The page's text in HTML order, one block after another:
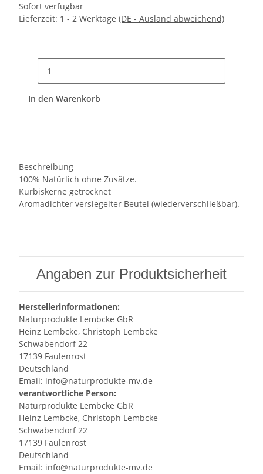
Sofort verfügbar
Lieferzeit: 1 - 2 Werktage (DE - Ausland abweichend)
In den Warenkorb
Beschreibung
100% Natürlich ohne Zusätze.
Kürbiskerne getrocknet
Aromadichter versiegelter Beutel (wiederverschließbar).
Angaben zur Produktsicherheit
Herstellerinformationen:
Naturprodukte Lembcke GbR
Heinz Lembcke, Christoph Lembcke
Schwabendorf 22
17139 Faulenrost
Deutschland
Email: info@naturprodukte-mv.de
verantwortliche Person:
Naturprodukte Lembcke GbR
Heinz Lembcke, Christoph Lembcke
Schwabendorf 22
17139 Faulenrost
Deutschland
Email: info@naturprodukte-mv.de